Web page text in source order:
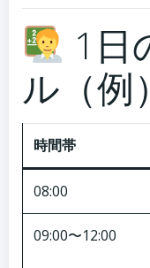
1日
ル（例）
時間帯
08:00
09:00〜12:00